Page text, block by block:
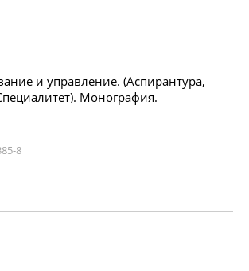
и управление. (Аспирантура,
Монография.
8